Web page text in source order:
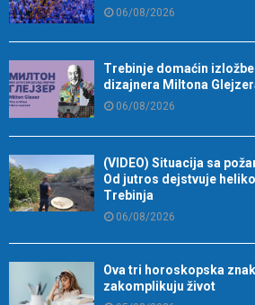
06/08/2026
Trebinje domaćin
dizajnera Miltona
06/08/2026
(VIDEO) Situacija sa
Od jutros dejstvuje
Trebinja
06/08/2026
Ova tri horoskopska
zakomplikuju život